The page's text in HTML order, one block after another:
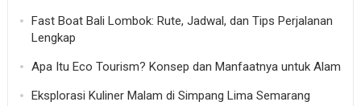
Fast Boat Bali Lombok: Rute, Jadwal, dan Tips Perjalanan
Lengkap
Apa Itu Eco Tourism? Konsep dan Manfaatnya untuk Alam
Eksplorasi Kuliner Malam di Simpang Lima Semarang